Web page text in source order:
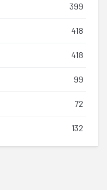
399
418
418
99
72
132